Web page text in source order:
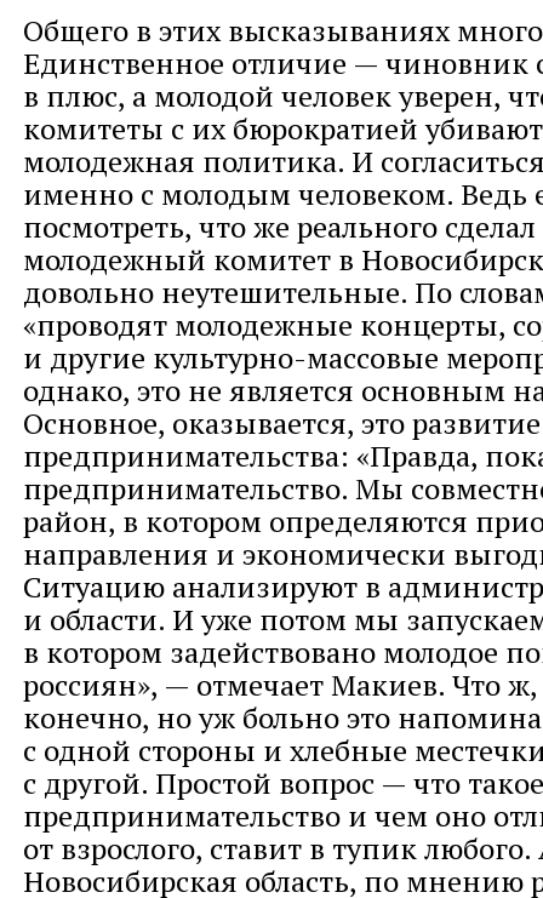
Общего в этих высказываниях
Единственное отличие — чиновник
в плюс, а молодой человек уверен,
комитеты с их бюрократией
молодежная политика. И
именно с молодым человеком. Ведь
посмотреть, что же реального
молодежный комитет в
довольно неутешительные. По
«проводят молодежные концерты,
и другие культурно-массовые
однако, это не является основным
Основное, оказывается, это
предпринимательства: «Правда,
предпринимательство. Мы
район, в котором определяются
направления и экономически
Ситуацию анализируют в
и области. И уже потом мы
в котором задействовано молодое
россиян», — отмечает Макиев. Что
конечно, но уж больно это
с одной стороны и хлебные
с другой. Простой вопрос — что
предпринимательство и чем оно
от взрослого, ставит в тупик
Новосибирская область, по мнению